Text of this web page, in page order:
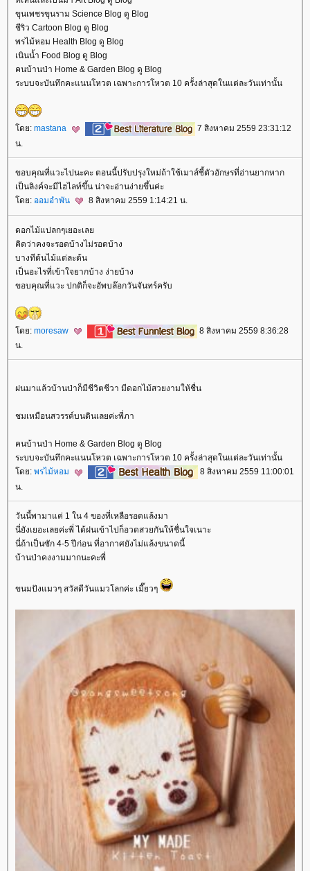
ขุนเพชรขุนราม Science Blog ดู Blog
ชีริว Cartoon Blog ดู Blog
พรไม้หอม Health Blog ดู Blog
เนินน้ำ Food Blog ดู Blog
คนบ้านป่า Home & Garden Blog ดู Blog
ระบบจะบันทึกคะแนนโหวต เฉพาะการโหวต 10 ครั้งล่าสุดในแต่ละวันเท่านั้น
ดย: mastana
7 สิงหาคม 2559 23:31:12
น.
ขอบคุณที่แวะไปนะคะ ตอนนี้ปรับปรุงใหม่ถ้าใช้เมาส์ชี้ตัวอักษรที่อ่านยากหาก
เป็นลิงค์จะมีไฮไลท์ขึ้น น่าจะอ่านง่ายขึ้นค่ะ
ดย: ออมอำพัน 8 สิงหาคม 2559 1:14:21 น.
ดอกไม้แปลกๆเยอะเล
คิดว่าคงจะรอดบ้างไม่รอดบ้าง
บางทีต้นไม้แต่ละต้น
เป็นอะไรที่เข้าใจยากบ้าง ง่ายบ้าง
ขอบคุณที่แวะ ปกติก็จะอัพบล๊อกวันจันทร์ครับ
ดย: moresaw
8 สิงหาคม 2559 8:36:28
น.
ฝนมาแล้วบ้านป่าก็มีชีวิตชีวา มีดอกไม้สวยงามให้ชื่น
ชมเหมือนสวรรค์บนดินเลยค่ะพี่ภา
คนบ้านป่า Home & Garden Blog ดู Blog
ระบบจะบันทึกคะแนนโหวต เฉพาะการโหวต 10 ครั้งล่าสุดในแต่ละวันเท่านั้น
ดย: พรไม้หอม
8 สิงหาคม 2559 11:00:01
น.
วันนี้พามาแค่ 1 ใน 4 ของที่เหลือรอดแล้งมา
นี่ยังเยอะเลยค่ะพี่ ได้ฝนเข้าไปก็อวดสวยกันให้ชื่นใจเนาะ
นี่ถ้าเป็นซัก 4-5 ปีก่อน ที่อากาศยังไม่แล้งขนาดนี้
บ้านป่าคงงามมากนะคะพี่
ขนมปังแมวๆ สวัสดีวันแมวโลกค่ะ เมี๊ยวๆ